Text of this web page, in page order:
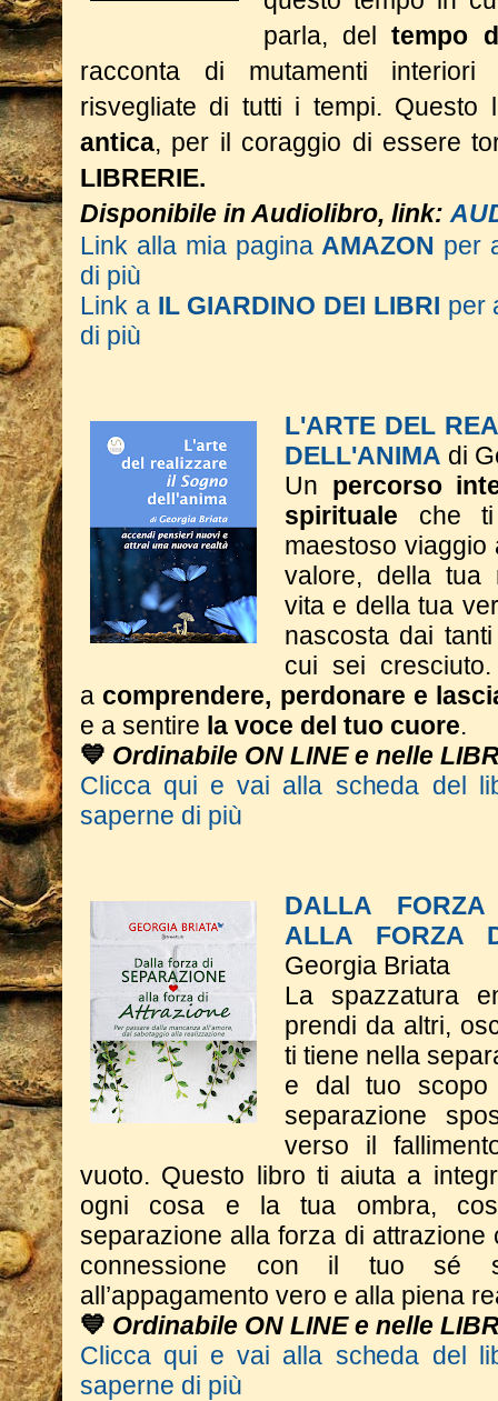
parla, deltempo
racconta di mutamenti
risvegliate di tutti i tempi.
antica, per il coraggio di essere
LIBRERIE.
Disponibile in Audiolibro, link:
Link alla mia pagina AMAZON per
di più
Link a IL GIARDINO DEI LIBRI per
di più
L'ARTE DEL
DELL'ANIMA di
Un percorso
spirituale che ti
maestoso viaggio
valore, della tua
vita e della tua
nascosta dai
cui sei
a comprendere, perdonare e
e a sentire la voce del tuo cuore.
💙 Ordinabile ON LINE e nelle
Clicca qui e vai alla scheda del
saperne di più
DALLA FORZA
ALLA FORZA
Georgia Briata
La spazzatura
prendi da altri,
ti tiene nella
e dal tuo
separazione
verso il
vuoto. Questo libro ti aiuta a
ogni cosa e la tua ombra,
separazione alla forza di attrazione
connessione con il tuo sé
all’appagamento vero e alla piena
💙 Ordinabile ON LINE e nelle
Clicca qui e vai alla scheda del
saperne di più